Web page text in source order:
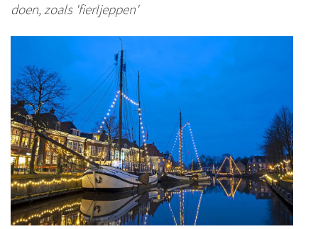
doen, zoals 'fierljeppen'